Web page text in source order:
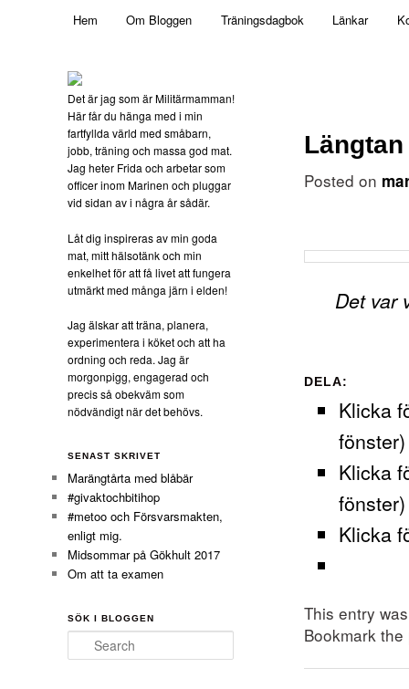
Militärmamman
Skip to primary content
Hem Om Bloggen Träningsdagbok Länkar
Längtan
Posted on
Det var
DELA:
Klicka
fönster)
Klicka
fönster)
Klicka
This entry
Bookmark the
Det är jag som är Militärmamman!
Här får du hänga med i min
fartfyllda värld med småbarn,
jobb, träning och massa god mat.
Jag heter Frida och arbetar som
officer inom Marinen och pluggar
vid sidan av i några år sådär.
Låt dig inspireras av min goda
mat, mitt hälsotänk och min
enkelhet för att få livet att fungera
utmärkt med många järn i elden!
Jag älskar att träna, planera,
experimentera i köket och att ha
ordning och reda. Jag är
morgonpigg, engagerad och
precis så obekväm som
nödvändigt när det behövs.
SENAST SKRIVET
Marängtårta med blåbär
#givaktochbitihop
#metoo och Försvarsmakten,
enligt mig.
Midsommar på Gökhult 2017
Om att ta examen
SÖK I BLOGGEN
Search